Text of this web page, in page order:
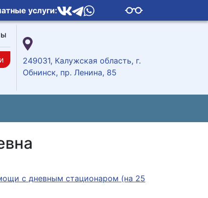
услуги:
249031, Калужская область, г.
Обнинск, пр. Ленина, 85
с дневным стационаром (на 25